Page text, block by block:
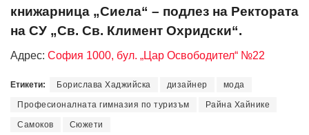
книжарница „Сиела“ – подлез на Ректората
на СУ „Св. Св. Климент Охридски“.
Адрес: София 1000, бул. „Цар Освободител“ №22
Етикети: Борислава Хаджийска дизайнер мода
Професионалната гимназия по туризъм Райна Хайнике
Самоков Сюжети